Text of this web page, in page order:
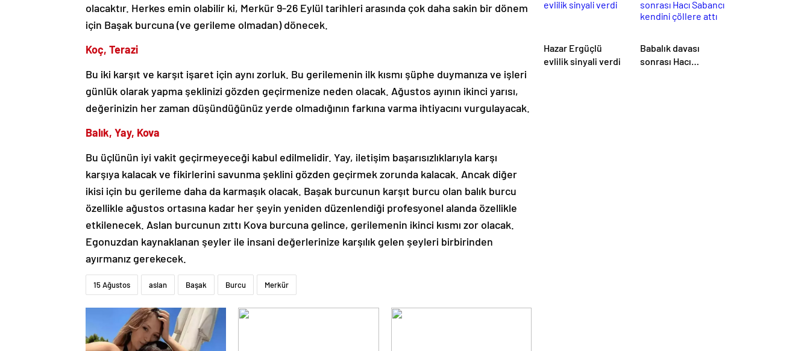
olacaktır. Herkes emin olabilir ki, Merkür 9-26 Eylül tarihleri ​​arasında çok daha sakin bir dönem
için Başak burcuna (ve gerileme olmadan) dönecek.
Koç, Terazi
Bu iki karşıt ve karşıt işaret için aynı zorluk. Bu gerilemenin ilk kısmı şüphe duymanıza ve işleri
günlük olarak yapma şeklinizi gözden geçirmenize neden olacak. Ağustos ayının ikinci yarısı,
değerinizin her zaman düşündüğünüz yerde olmadığının farkına varma ihtiyacını vurgulayacak.
Balık, Yay, Kova
Bu üçlünün iyi vakit geçirmeyeceği kabul edilmelidir. Yay, iletişim başarısızlıklarıyla karşı
karşıya kalacak ve fikirlerini savunma şeklini gözden geçirmek zorunda kalacak. Ancak diğer
ikisi için bu gerileme daha da karmaşık olacak. Başak burcunun karşıt burcu olan balık burcu
özellikle ağustos ortasına kadar her şeyin yeniden düzenlendiği profesyonel alanda özellikle
etkilenecek. Aslan burcunun zıttı Kova burcuna gelince, gerilemenin ikinci kısmı zor olacak.
Egonuzdan kaynaklanan şeyler ile insani değerlerinize karşılık gelen şeyleri birbirinden
ayırmanız gerekecek.
15 Ağustos aslan Başak Burcu Merkür
Hazar Ergüçlü
evlilik sinyali verdi
Babalık davası
sonrası Hacı